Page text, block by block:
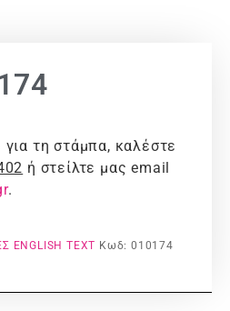
τη στάμπα, καλέστε
ή στείλτε μας email
.
ENGLISH TEXT Κωδ: 010174